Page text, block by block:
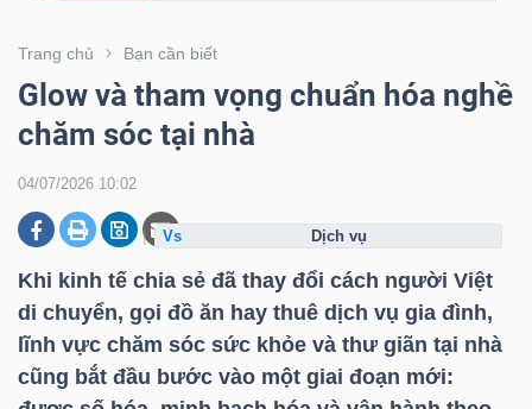
Trang chủ Bạn cần biết
Glow và tham vọng chuẩn hóa nghề
chăm sóc tại nhà
04/07/2026 10:02
Khi kinh tế chia sẻ đã thay đổi cách người Việt
di chuyển, gọi đồ ăn hay thuê dịch vụ gia đình,
lĩnh vực chăm sóc sức khỏe và thư giãn tại nhà
cũng bắt đầu bước vào một giai đoạn mới:
dịch vụ
VIETSTOCK
CHỨNG
DOANH
NGHIỆP